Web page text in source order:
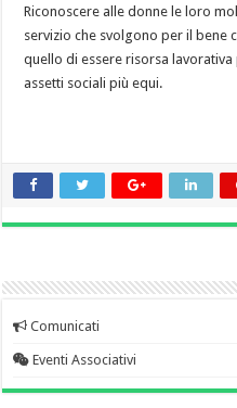
Riconoscere alle donne le loro
servizio che svolgono per il bene
quello di essere risorsa
assetti sociali più equi.
Comunicati
Eventi Associativi